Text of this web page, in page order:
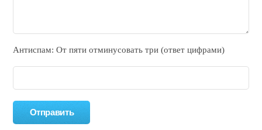
Антиспам: От пяти отминycовать тpи (ответ цифрами)